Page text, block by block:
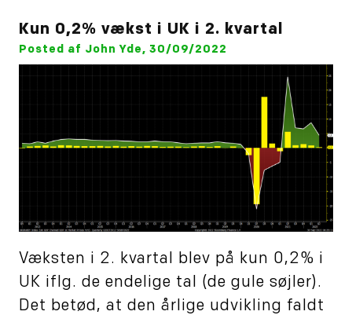
Kun 0,2% vækst i UK i 2. kvartal
Posted af John Yde, 30/09/2022
Væksten i 2. kvartal blev på kun 0,2% i
UK iflg. de endelige tal (de gule søjler).
Det betød, at den årlige udvikling faldt